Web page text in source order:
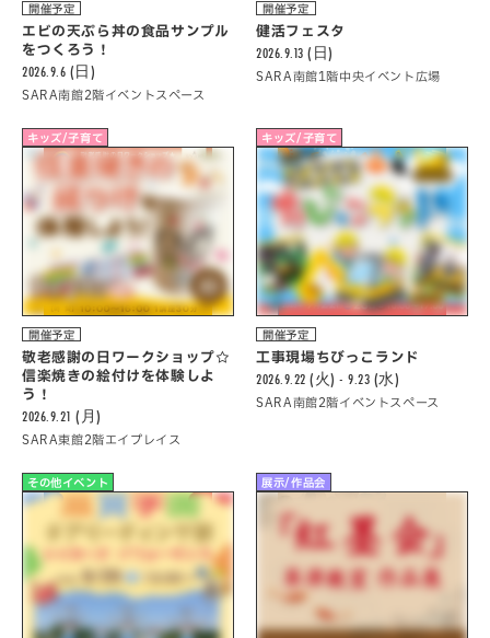
開催予定
エビの天ぷら丼の食品サンプル
をつくろう！
2026.9.6 (日)
SARA南館2階イベントスペース
開催予定
健活フェスタ
2026.9.13 (日)
SARA南館1階中央イベント広場
キッズ/子育て
開催予定
敬老感謝の日ワークショップ☆
信楽焼きの絵付けを体験しよ
う！
2026.9.21 (月)
SARA東館2階エイプレイス
キッズ/子育て
開催予定
工事現場ちびっこランド
2026.9.22 (火) - 9.23 (水)
SARA南館2階イベントスペース
その他イベント 展示/作品会